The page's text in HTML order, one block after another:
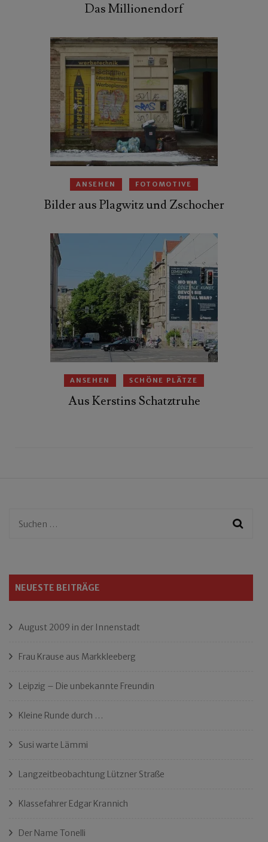
Das Millionendorf
ANSEHEN FOTOMOTIVE
Bilder aus Plagwitz und Zschocher
ANSEHEN SCHÖNE PLÄTZE
Aus Kerstins Schatztruhe
Suchen
NEUESTE BEITRÄGE
August 2009 in der Innenstadt
Frau Krause aus Markkleeberg
Leipzig – Die unbekannte Freundin
Kleine Runde durch …
Susi warte Lämmi
Langzeitbeobachtung Lützner Straße
Klassefahrer Edgar Krannich
Der Name Tonelli